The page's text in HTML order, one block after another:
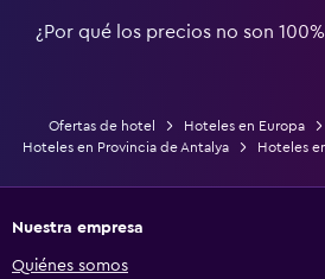
¿Por qué los precios no son
Ofertas de hotel Hoteles en Europa
Hoteles en Provincia de Antalya
Hoteles
Nuestra empresa
Quiénes somos